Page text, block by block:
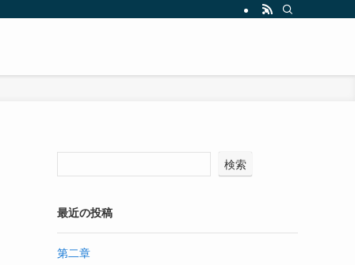
検索
最近の投稿
第二章